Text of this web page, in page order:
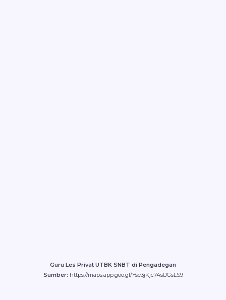
Guru Les Privat UTBK SNBT di Pengadegan
Sumber: https://maps.app.goo.gl/Yse3jKjc74sDGsLS9